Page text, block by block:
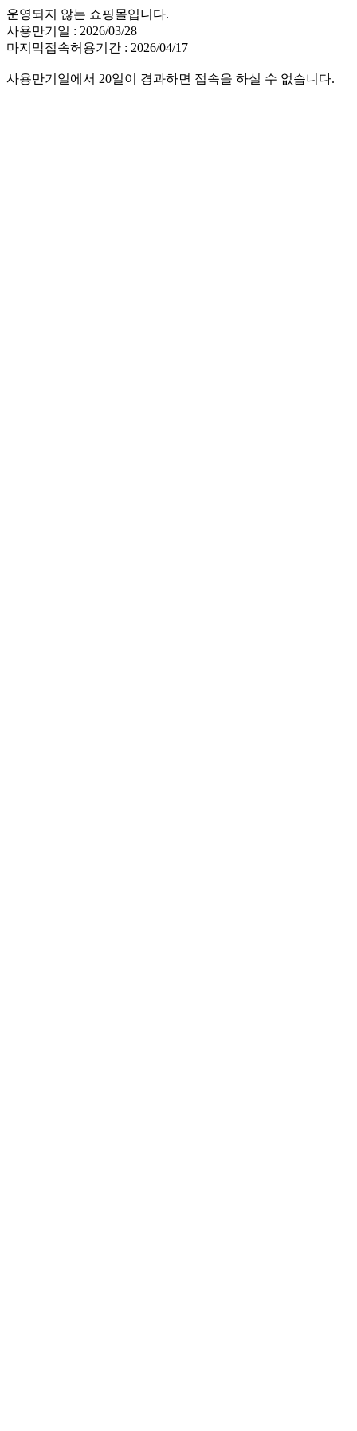
운영되지 않는 쇼핑몰입니다.
사용만기일 : 2026/03/28
마지막접속허용기간 : 2026/04/17
사용만기일에서 20일이 경과하면 접속을 하실 수 없습니다.